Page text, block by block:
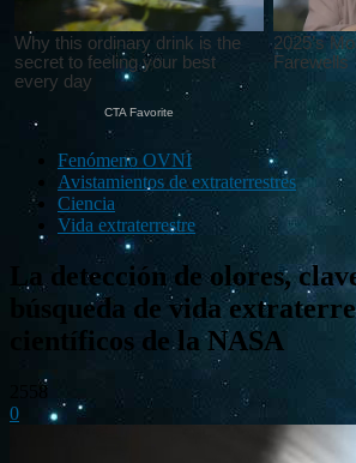
Fenómeno OVNI
Avistamientos de extraterrestres
Ciencia
Vida extraterrestre
La detección de olores,
búsqueda de vida
científicos de la NASA
2558
0